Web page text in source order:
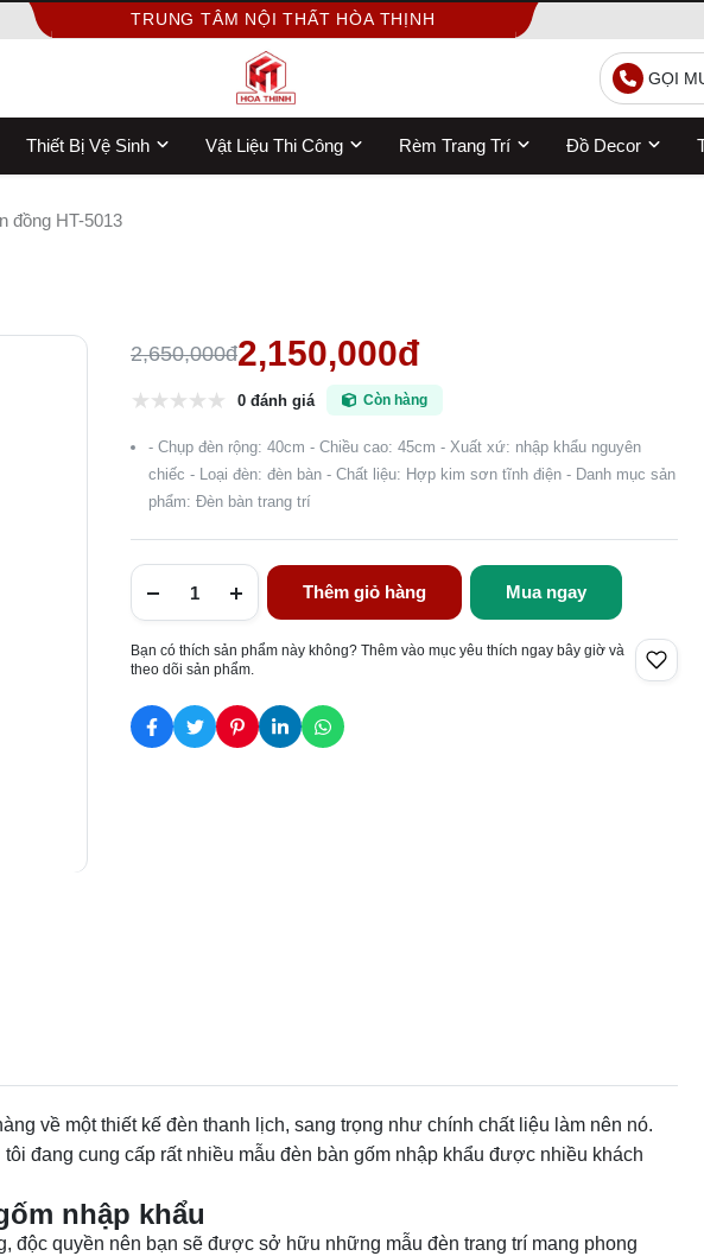
TRUNG TÂM NỘI THẤT HÒA THỊNH
GỌI
Thiết Bị Vệ Sinh Vật Liệu Thi Công Rèm Trang Trí Đồ Decor
đồng HT-5013
2,650,000đ2,150,000đ
0 đánh giá Còn hàng
- Chụp đèn rộng: 40cm - Chiều cao: 45cm - Xuất xứ: nhập khẩu nguyên
chiếc - Loại đèn: đèn bàn - Chất liệu: Hợp kim sơn tĩnh điện - Danh mục sản
phẩm: Đèn bàn trang trí
Thêm giỏ hàng Mua ngay
Bạn có thích sản phẩm này không? Thêm vào mục yêu thích ngay bây giờ và
theo dõi sản phẩm.
về một thiết kế đèn thanh lịch, sang trọng như chính chất liệu làm nên nó.
đang cung cấp rất nhiều mẫu đèn bàn gốm nhập khẩu được nhiều khách
nhập khẩu
độc quyền nên bạn sẽ được sở hữu những mẫu đèn trang trí mang phong